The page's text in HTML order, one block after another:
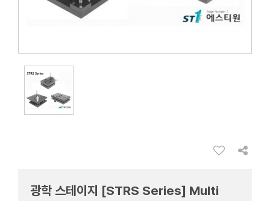
광학 스테이지 [STRS Series] Multi